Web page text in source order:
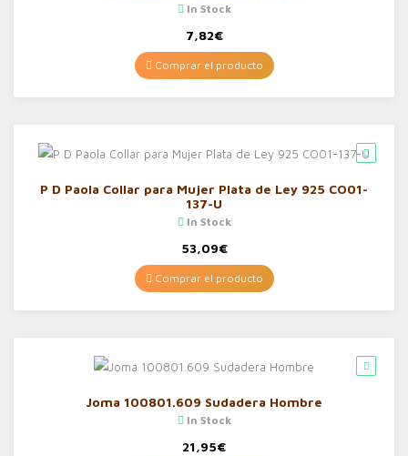
In Stock
7,82€
Comprar el producto
P D Paola Collar para Mujer Plata de Ley 925 CO01-
137-U
In Stock
53,09€
Comprar el producto
Joma 100801.609 Sudadera Hombre
In Stock
21,95€